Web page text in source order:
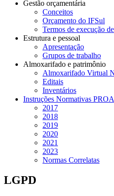
Gestão orçamentária
Conceitos
Orçamento do IFSul
Termos de execução
Estrutura e pessoal
Apresentação
Grupos de trabalho
Almoxarifado e patrimônio
Almoxarifado Virtual
Editais
Inventários
Instruções Normativas
2017
2018
2019
2020
2021
2023
Normas Correlatas
LGPD